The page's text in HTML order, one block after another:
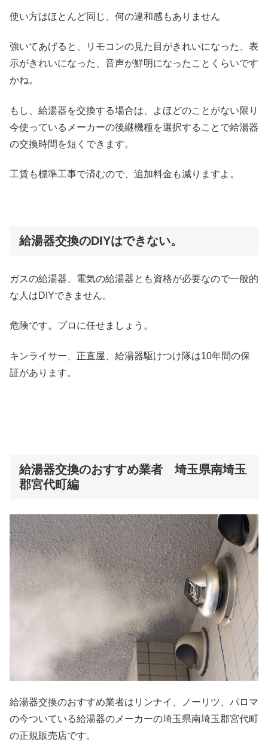
使い方はほとんど同じ、何の違和感もありません
強いてあげると、リモコンの見た目がきれいになった、表
示がきれいになった、音声が鮮明になったことくらいです
かね。
もし、給湯器を交換する場合は、よほどのことがない限り
今使っているメーカーの後継機種を選択することで給湯器
の交換時間を短くできます。
工賃も標準工事で済むので、追加料金も減りますよ。
給湯器交換のDIYはできない。
ガスの給湯器、電気の給湯器とも資格が必要なので一般的
な人はDIYできません。
危険です。プロに任せましょう。
キンライサー、正直屋、給湯器駆けつけ隊は10年間の保
証があります。
給湯器交換のおすすめ業者 埼玉県南埼玉
郡宮代町編
給湯器交換のおすすめ業者はリンナイ、ノーリツ、パロマ
の今ついている給湯器のメーカーの埼玉県南埼玉郡宮代町
の正規販売店です。